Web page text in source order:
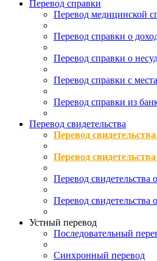
Перевод справки
Перевод медицинской
Перевод справки о
Перевод справки о
Перевод справки с
Перевод справки из
Перевод свидетельства
Перевод
Перевод
Перевод свидетельства
Перевод свидетельства
Устный перевод
Последовательный
Синхронный перевод